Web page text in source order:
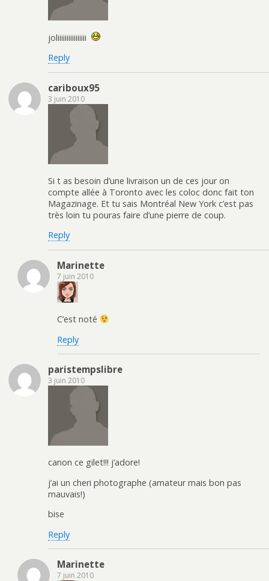
joliiiiiiiiiiiiiiii
Reply
cariboux95
3 juin 2010
Si t as besoin d’une livraison un de ces jour on
compte allée à Toronto avec les coloc donc fait ton
Magazinage. Et tu sais Montréal New York c’est pas
très loin tu pouras faire d’une pierre de coup.
Reply
Marinette
7 juin 2010
C’est noté
Reply
paristempslibre
3 juin 2010
canon ce gilet!!! j’adore!
j’ai un cheri photographe (amateur mais bon pas
mauvais!)
bise
Reply
Marinette
7 juin 2010